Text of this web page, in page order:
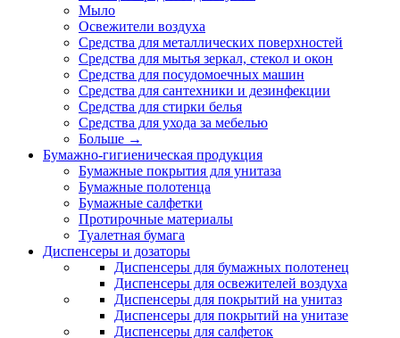
Мыло
Освежители воздуха
Средства для металлических поверхностей
Средства для мытья зеркал, стекол и окон
Средства для посудомоечных машин
Средства для сантехники и дезинфекции
Средства для стирки белья
Средства для ухода за мебелью
Больше →
Бумажно-гигиеническая продукция
Бумажные покрытия для унитаза
Бумажные полотенца
Бумажные салфетки
Протирочные материалы
Туалетная бумага
Диспенсеры и дозаторы
Диспенсеры для бумажных полотенец
Диспенсеры для освежителей воздуха
Диспенсеры для покрытий на унитаз
Диспенсеры для покрытий на унитазе
Диспенсеры для салфеток